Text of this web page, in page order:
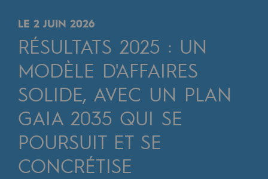
Transversalité et Collaboratif
Notre culture et nos valeurs
Une organisation certifiée
Notre organisation
Notre organisation
Gouvernance
LE 2 JUIN 2026
RÉSULTATS 2025 : UN
MODÈLE D'AFFAIRES
SOLIDE, AVEC UN PLAN
GAIA 2035 QUI SE
POURSUIT ET SE
CONCRÉTISE